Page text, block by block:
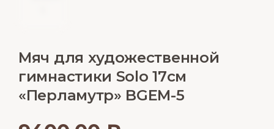
Мяч для художественной
гимнастики Solo 17см
«Перламутр» BGEM-5